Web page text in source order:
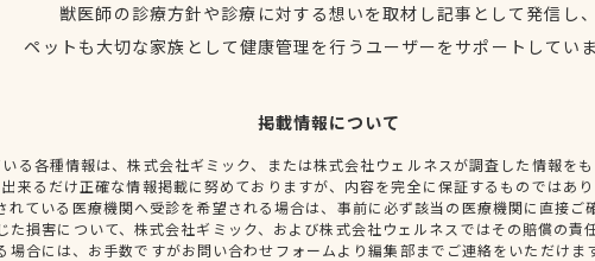
獣医師の診療方針や診療に対する想いを取材し記事として発信し
ペットも大切な家族として健康管理を行うユーザーをサポートしてい
掲載情報について
る各種情報は、株式会社ギミック、または株式会社ウェルネスが調査した情報を
出来るだけ正確な情報掲載に努めておりますが、内容を完全に保証するものではあ
れている医療機関へ受診を希望される場合は、事前に必ず該当の医療機関に直接ご
た損害について、株式会社ギミック、および株式会社ウェルネスではその賠償の責
場合には、お手数ですがお問い合わせフォームより編集部までご連絡をいただけま